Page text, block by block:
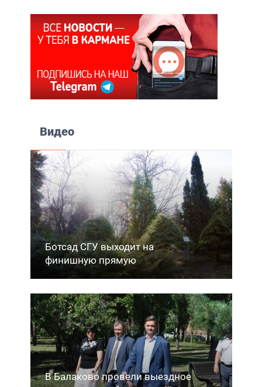
Видео
Ботсад СГУ выходит на
финишную прямую
В Балаково провели выездное